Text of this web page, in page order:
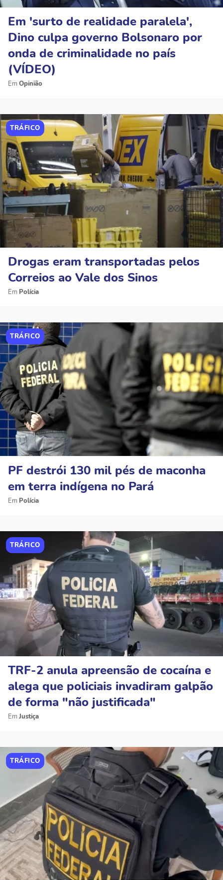
Em 'surto de realidade paralela',
Dino culpa governo Bolsonaro por
onda de criminalidade no país
(VÍDEO)
Opinião
TRÁFICO
Drogas eram transportadas pelos
Correios ao Vale dos Sinos
Polícia
TRÁFICO
PF destrói 130 mil pés de maconha
em terra indígena no Pará
Polícia
TRÁFICO
TRF-2 anula apreensão de cocaína e
alega que policiais invadiram galpão
de forma "não justificada"
Justiça
TRÁFICO